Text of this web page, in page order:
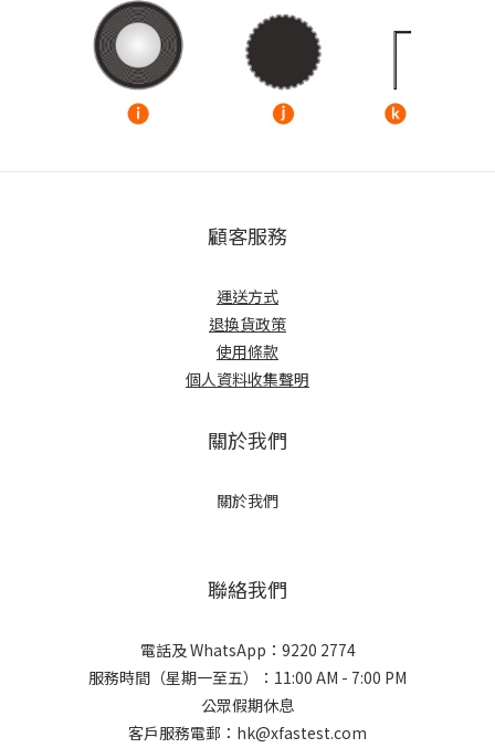
顧客服務
運送方式
退換貨政策
使用條款
個人資料收集聲明
關於我們
關於我們
聯絡我們
電話及 WhatsApp：9220 2774
服務時間（星期一至五）：11:00 AM - 7:00 PM
公眾假期休息
客戶服務電郵：hk@xfastest.com